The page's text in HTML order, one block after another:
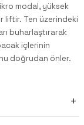
modal, yüksek
liftir. Ten üzerindeki
buharlaştırarak
içlerinin
doğrudan önler.